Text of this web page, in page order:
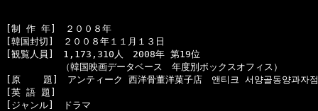
[制 作 年]　２００８年
[韓国封切]　２００８年１１月１３日
[観覧人員]　1,173,310人　2008年 第19位
（韓国映画データベース　年度別ボックスオフィス）
[原    題]　アンティーク 西洋骨董洋菓子店　앤티크 서양골동양과자
[英 語 題]
[ジャンル]　ドラマ